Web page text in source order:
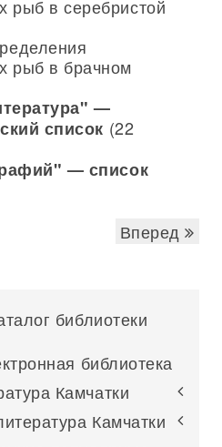
рыб в серебристой
рыб в брачном
—
список (22
— список
Вперед
библиотеки
библиотека
Камчатки
Камчатки